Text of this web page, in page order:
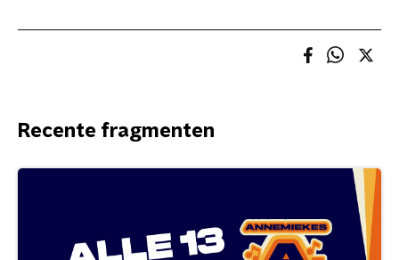
Recente fragmenten